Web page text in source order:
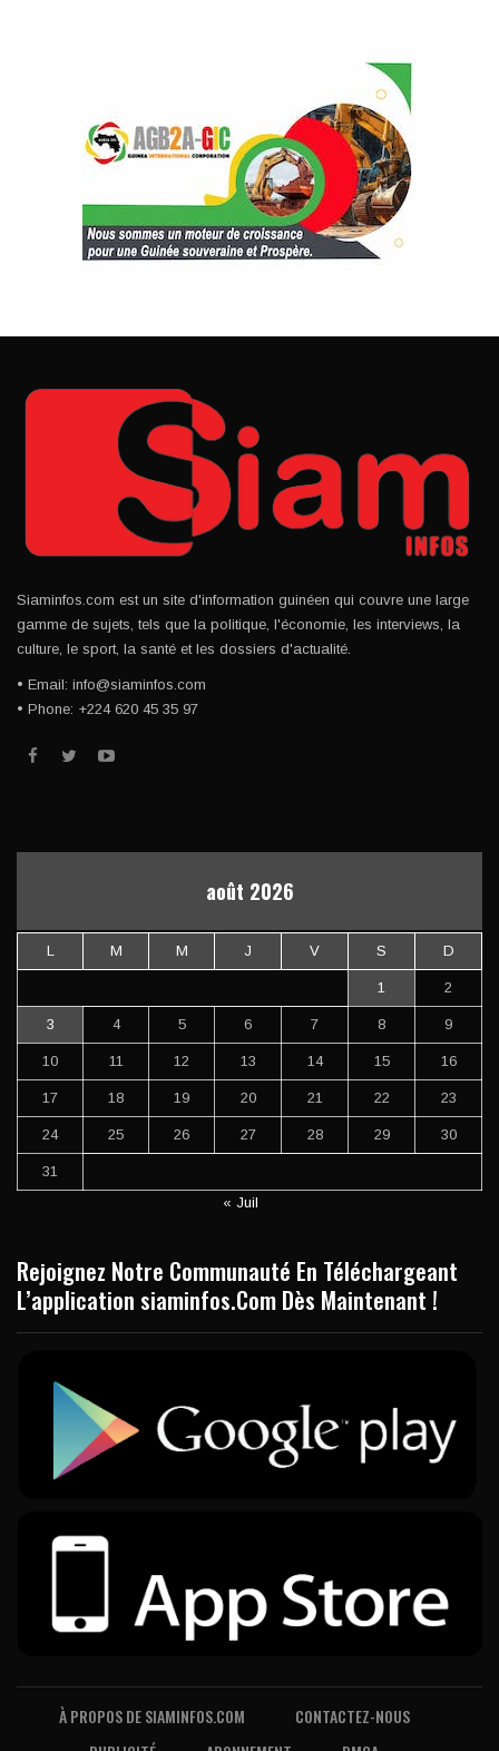
Siaminfos.com est un site d'information guinéen qui couvre une large
gamme de sujets, tels que la politique, l'économie, les interviews, la
culture, le sport, la santé et les dossiers d'actualité.
• Email: info@siaminfos.com
• Phone: +224 620 45 35 97
août 2026
L M M J V S D
1 2
3 4 5 6 7 8 9
10 11 12 13 14 15 16
17 18 19 20 21 22 23
24 25 26 27 28 29 30
31
« Juil
Rejoignez Notre Communauté En Téléchargeant
L’application siaminfos.Com Dès Maintenant !
À PROPOS DE SIAMINFOS.COM
CONTACTEZ-NOUS